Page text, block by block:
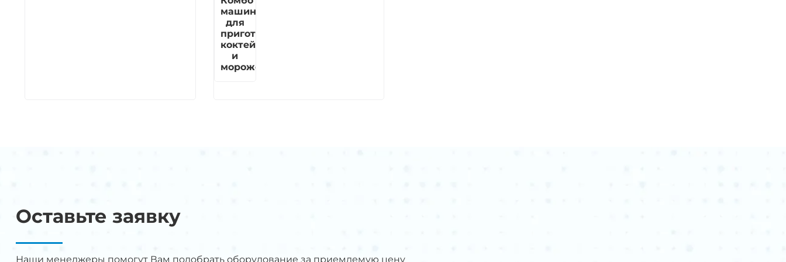
машина
для
приготовления
коктейлей
и
мороженого
Оставьте заявку
Наши менеджеры помогут Вам подобрать оборудование за приемлемую цену